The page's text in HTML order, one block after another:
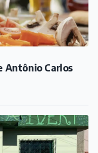
Antônio Carlos